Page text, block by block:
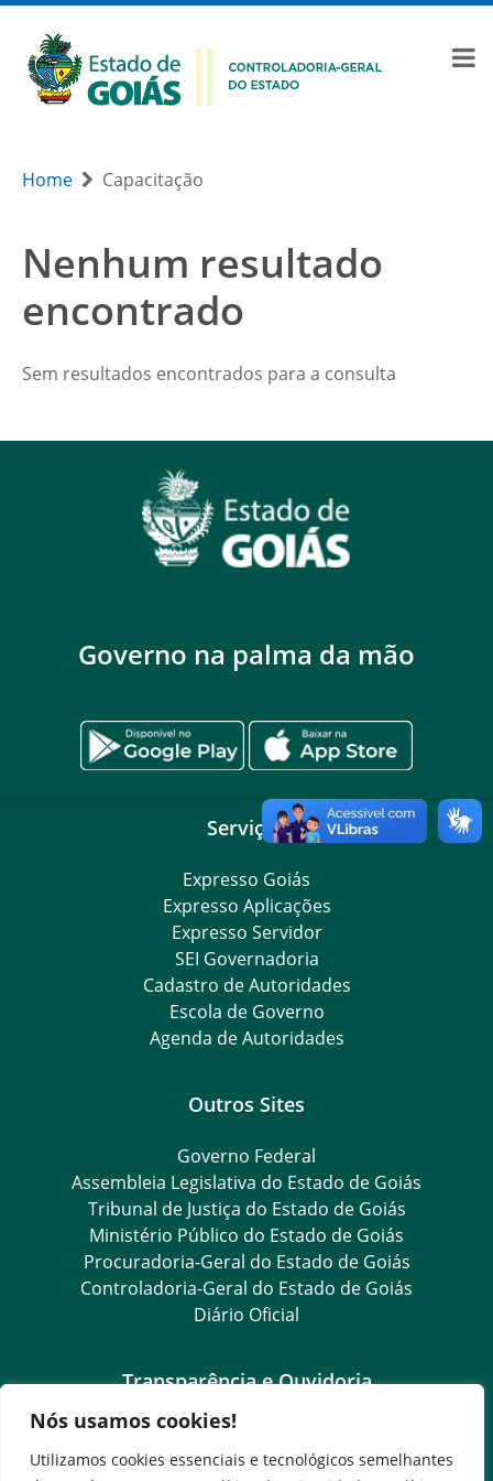
Nós usamos cookies!
Utilizamos cookies essenciais e tecnológicos semelhantes
Home Capacitação
Nenhum resultado
encontrado
Sem resultados encontrados para a consulta
Governo na palma da mão
Serviços
Expresso Goiás
Expresso Aplicações
Expresso Servidor
SEI Governadoria
Cadastro de Autoridades
Escola de Governo
Agenda de Autoridades
Outros Sites
Governo Federal
Assembleia Legislativa do Estado de Goiás
Tribunal de Justiça do Estado de Goiás
Ministério Público do Estado de Goiás
Procuradoria-Geral do Estado de Goiás
Controladoria-Geral do Estado de Goiás
Diário Oficial
Transparência e Ouvidoria
LGPD
Goiás Transparência